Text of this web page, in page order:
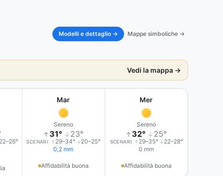
Modelli e dettaglio → Mappe simboliche →
Vedi la mappa →
22–26°
Mar
Sereno
↑ 31° ↓ 23°
SCENARI ↑29–34° ↓20–25°
0,2 mm
Affidabilità buona
Mer
Sereno
↑ 32° ↓ 25°
SCENARI ↑29–35° ↓22–28°
0 mm
Affidabilità buona